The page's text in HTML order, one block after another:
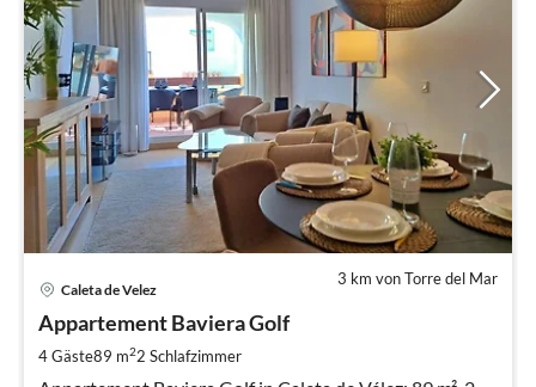
3 km von Torre del Mar
Caleta de Velez
Appartement Baviera Golf
4 Gäste89 m22 Schlafzimmer